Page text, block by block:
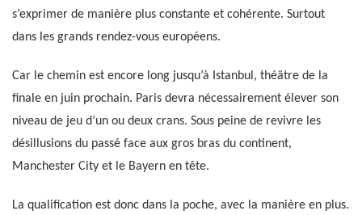
s’exprimer de manière plus constante et cohérente. Surtout
dans les grands rendez-vous européens.
Car le chemin est encore long jusqu’à Istanbul, théâtre de la
finale en juin prochain. Paris devra nécessairement élever son
niveau de jeu d’un ou deux crans. Sous peine de revivre les
désillusions du passé face aux gros bras du continent,
Manchester City et le Bayern en tête.
La qualification est donc dans la poche, avec la manière en plus.